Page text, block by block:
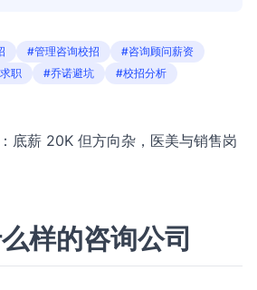
#管理咨询校招
#咨询顾问薪资
职 #乔诺避坑 #校招分析
底薪 20K 但方向杂，医美与销售岗
样的咨询公司